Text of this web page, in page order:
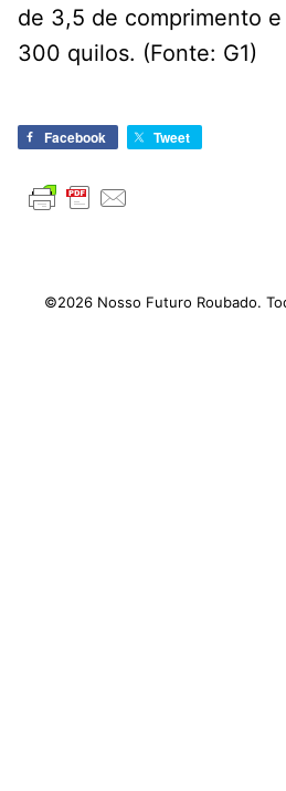
de 3,5 de comprimento
300 quilos. (Fonte: G1)
Facebook Tweet
©2026 Nosso Futuro Roubado.